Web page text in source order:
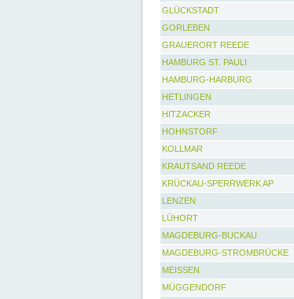
GLÜCKSTADT
GORLEBEN
GRAUERORT REEDE
HAMBURG ST. PAULI
HAMBURG-HARBURG
HETLINGEN
HITZACKER
HOHNSTORF
KOLLMAR
KRAUTSAND REEDE
KRÜCKAU-SPERRWERK AP
LENZEN
LÜHORT
MAGDEBURG-BUCKAU
MAGDEBURG-STROMBRÜCKE
MEISSEN
MÜGGENDORF